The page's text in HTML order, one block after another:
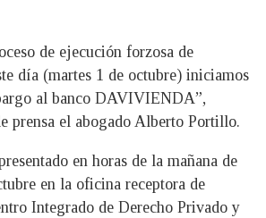
de ejecución forzosa de
día (martes 1 de octubre) iniciamos
al banco DAVIVIENDA”,
prensa el abogado Alberto Portillo.
en horas de la mañana de
en la oficina receptora de
Integrado de Derecho Privado y